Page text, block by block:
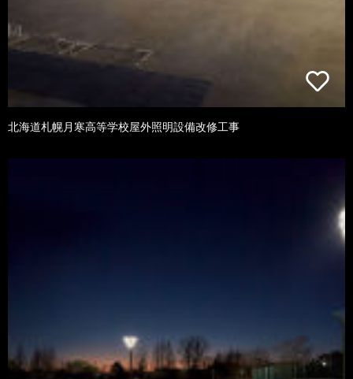
北海道札幌月寒高等学校屋外照明設備改修工事